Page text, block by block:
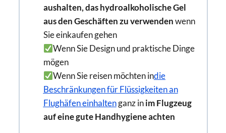
aushalten, das hydroalkoholische Gel
aus den Geschäften zu verwendenwenn
Sie einkaufen gehen
Wenn Sie Design und praktische Dinge
mögen
Wenn Sie reisen möchten indie
Beschränkungen für Flüssigkeiten an
Flughäfen einhaltenganz inim Flugzeug
auf eine gute Handhygiene achten